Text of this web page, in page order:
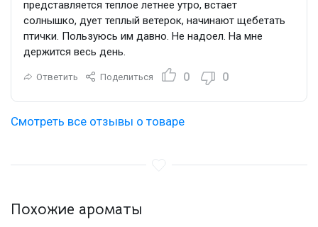
представляется теплое летнее утро, встает
солнышко, дует теплый ветерок, начинают щебетать
птички. Пользуюсь им давно. Не надоел. На мне
держится весь день.
Ответить Поделиться 0 0
Смотреть все отзывы о товаре
Похожие ароматы